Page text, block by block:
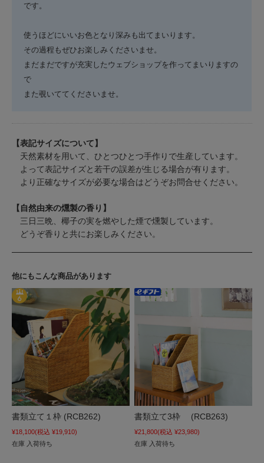
です。
使うほどにいいお色となり深みも出てまいります。
その過程もぜひお楽しみくださいませ。
まだまだですが充実したウェブショップを作ってまいりますの
で
また覗いててくださいませ。
【表記サイズについて】
天然素材を用いて、ひとつひとつ手作りで生産しています。
よって表記サイズと若干の誤差が生じる場合が有ります。
より正確なサイズが必要な場合はどうぞお問合せください。
【自然由来の燻製の香り】
三日三晩、椰子の実を燃やした煙で燻製しています。
どうぞ香りと共にお楽しみください。
他にもこんな商品があります
書類立て１枠 (RCB262)
¥18,100(税込 ¥19,910)
在庫 入荷待ち
書類立て3枠 (RCB263)
¥21,800(税込 ¥23,980)
在庫 入荷待ち